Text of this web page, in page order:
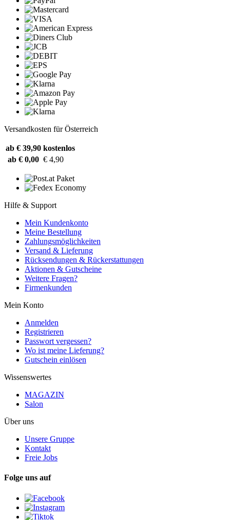
Versandkosten für Österreich
ab € 39,90 kostenlos
ab € 0,00 € 4,90
Hilfe & Support
Mein Kundenkonto
Meine Bestellung
Zahlungsmöglichkeiten
Versand & Lieferung
Rücksendungen & Rückerstattungen
Aktionen & Gutscheine
Weitere Fragen?
Firmenkunden
Mein Konto
Anmelden
Registrieren
Passwort vergessen?
Wo ist meine Lieferung?
Gutschein einlösen
Wissenswertes
MAGAZIN
Salon
Über uns
Unsere Gruppe
Kontakt
Freie Jobs
Folge uns auf